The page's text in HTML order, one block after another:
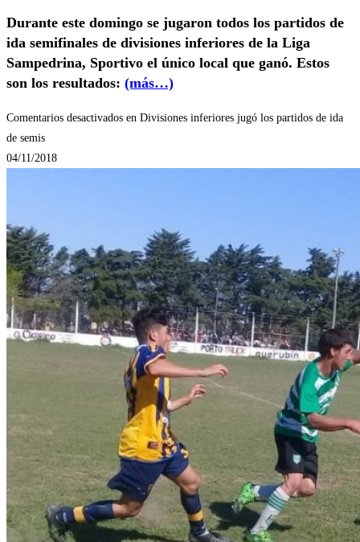
Durante este domingo se jugaron todos los partidos de
ida semifinales de divisiones inferiores de la Liga
Sampedrina, Sportivo el único local que ganó. Estos
son los resultados: (más…)
Comentarios desactivados en Divisiones inferiores jugó los partidos de ida
de semis
04/11/2018